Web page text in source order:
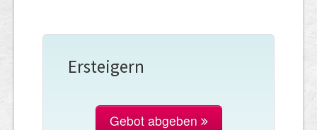
Ersteigern
Gebot abgeben